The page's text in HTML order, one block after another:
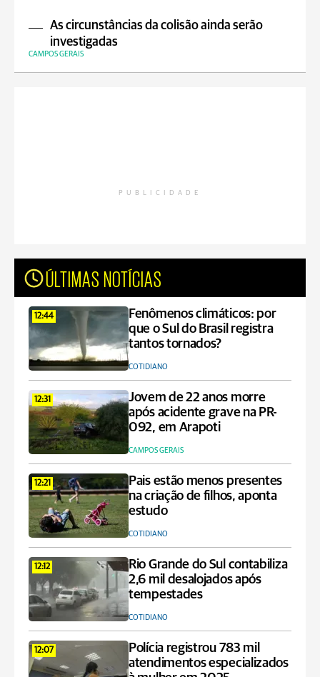
As circunstâncias da colisão ainda serão
investigadas
CAMPOS GERAIS
PUBLICIDADE
ÚLTIMAS NOTÍCIAS
12:44
Fenômenos climáticos: por
que o Sul do Brasil registra
tantos tornados?
COTIDIANO
12:31
Jovem de 22 anos morre
após acidente grave na PR-
092, em Arapoti
CAMPOS GERAIS
12:21
Pais estão menos presentes
na criação de filhos, aponta
estudo
COTIDIANO
12:12
Rio Grande do Sul contabiliza
2,6 mil desalojados após
tempestades
COTIDIANO
12:07
Polícia registrou 783 mil
atendimentos especializados